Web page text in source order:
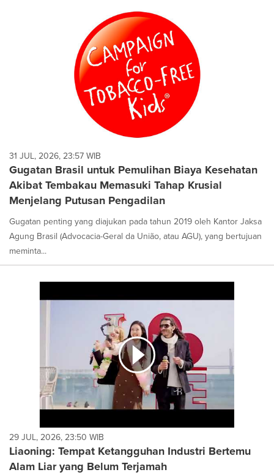
31 JUL, 2026, 23:57 WIB
Gugatan Brasil untuk Pemulihan Biaya Kesehatan
Akibat Tembakau Memasuki Tahap Krusial
Menjelang Putusan Pengadilan
Gugatan penting yang diajukan pada tahun 2019 oleh Kantor Jaksa
Agung Brasil (Advocacia-Geral da União, atau AGU), yang bertujuan
meminta...
29 JUL, 2026, 23:50 WIB
Liaoning: Tempat Ketangguhan Industri Bertemu
Alam Liar yang Belum Terjamah